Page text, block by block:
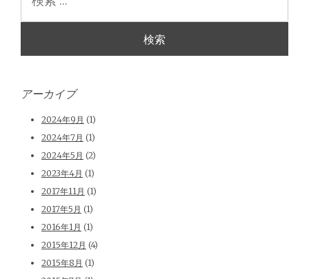
アーカイブ
2024年9月 (1)
2024年7月 (1)
2024年5月 (2)
2023年4月 (1)
2017年11月 (1)
2017年5月 (1)
2016年1月 (1)
2015年12月 (4)
2015年8月 (1)